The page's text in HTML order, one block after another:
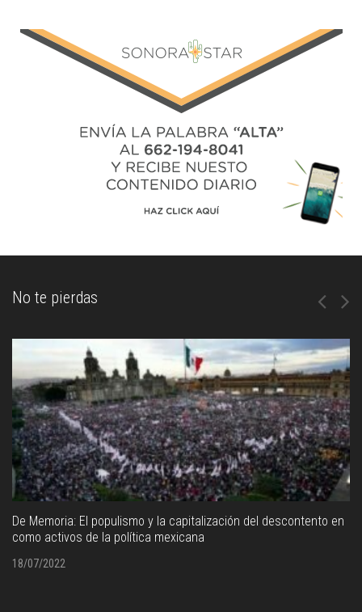
No te pierdas
De Memoria: El populismo y la capitalización del descontento en
como activos de la política mexicana
18/07/2022